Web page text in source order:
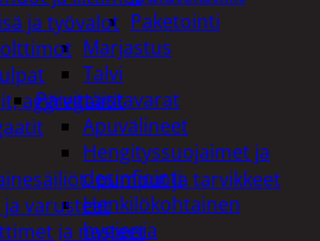
Paketointi
Marjastus
Talvi
Päivittäistavarat
Apuvälineet
Hengityssuojaimet ja
desinfiointi
Henkilökohtainen
hygienia
ja työvalot
aggregaatit
pumput ja tarvikkeet
ja varusteet
ja nesteet